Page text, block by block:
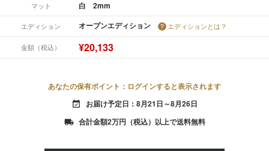
マット 白 2mm
エディション オープンエディション エディションとは？
金額（税込） ¥20,133
あなたの保有ポイント：ログインすると表示されます
event_available お届け予定日：8月21日～8月26日
local_shipping 合計金額2万円（税込）以上で送料無料